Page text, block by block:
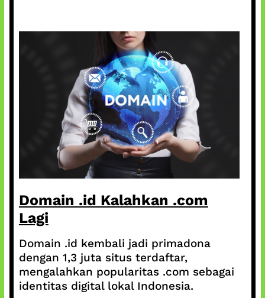
Domain .id Kalahkan .com
Lagi
Domain .id kembali jadi primadona
dengan 1,3 juta situs terdaftar,
mengalahkan popularitas .com sebagai
identitas digital lokal Indonesia.